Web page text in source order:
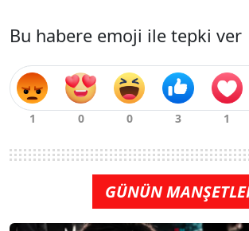
Bu habere emoji ile tepki ver
GÜNÜN